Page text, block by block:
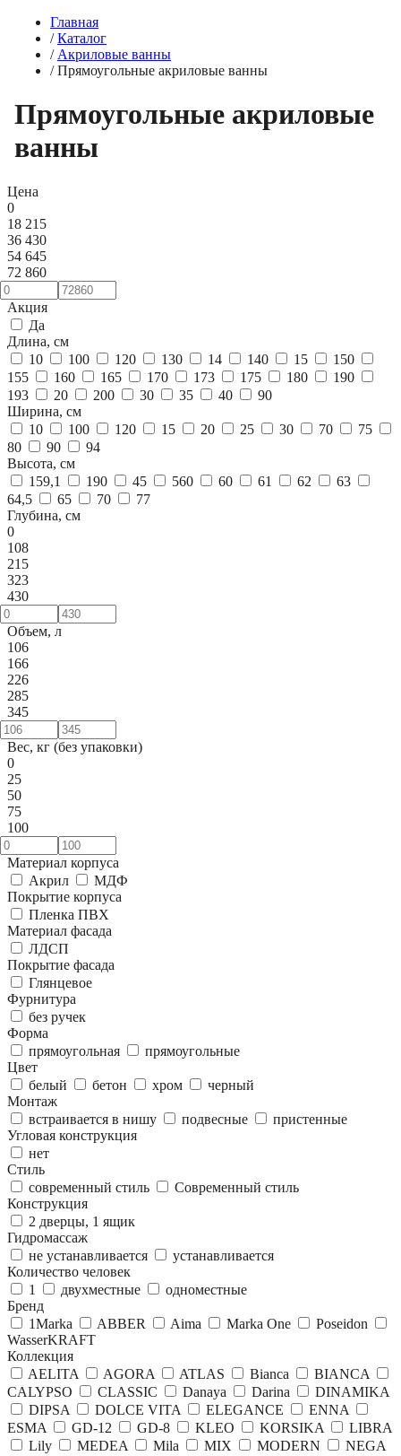
Главная
/ Каталог
/ Акриловые ванны
/ Прямоугольные акриловые ванны
Прямоугольные акриловые
ванны
Цена
0
18 215
36 430
54 645
72 860
Акция
Да
Длина, см
10
100 120 130 14 140 15
150
155
160 165 170 173 175 180
190
193
20 200 30 35 40
90
Ширина, см
10
100 120 15 20 25 30 70
75
80
90
94
Высота, см
159,1
190 45 560 60 61 62
63
64,5
65 70
77
Глубина, см
0
108
215
323
430
Объем, л
106
166
226
285
345
Вес, кг (без упаковки)
0
25
50
75
100
Материал корпуса
Акрил
МДФ
Покрытие корпуса
Пленка ПВХ
Материал фасада
ЛДСП
Покрытие фасада
Глянцевое
Фурнитура
без ручек
Форма
прямоугольная
прямоугольные
Цвет
белый
бетон хром
черный
Монтаж
встраивается в нишу
подвесные
пристенные
Угловая конструкция
нет
Стиль
современный стиль
Современный стиль
Конструкция
2 дверцы, 1 ящик
Гидромассаж
не устанавливается
устанавливается
Количество человек
1
двухместные
одноместные
Бренд
1Marka
ABBER Aima Marka One
Poseidon
WasserKRAFT
Коллекция
AELITA
AGORA ATLAS Bianca
BIANCA
CALYPSO
CLASSIC Danaya Darina
DINAMIKA
DIPSA
DOLCE VITA ELEGANCE
ENNA
ESMA
GD-12 GD-8 KLEO KORSIKA
LIBRA
Lily
MEDEA Mila MIX MODERN
NEGA